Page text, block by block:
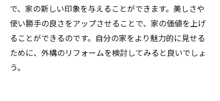
で、家の新しい印象を与えることができます。美しさや
使い勝手の良さをアップさせることで、家の価値を上げ
ることができるのです。自分の家をより魅力的に見せる
ために、外構のリフォームを検討してみると良いでしょ
う。